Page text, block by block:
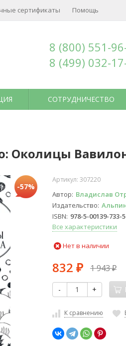
сертификаты Помощь
8 (800) 551-
8 (499) 032-
СОТРУДНИЧЕСТВО
Околицы
-57%
Артикул: 307220
Автор Владислав
Издательство
ISBN 978-5-00139-733-5
Все характеристики
Нет в наличии
832 ₽ 1 943₽
- +
К сравнению